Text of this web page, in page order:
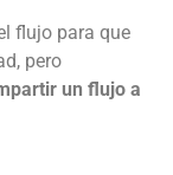
flujo para que
pero
un flujo a